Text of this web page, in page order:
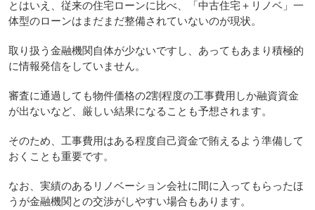
とはいえ、従来の住宅ローンに比べ、「中古住宅＋リノベ」一
体型のローンはまだまだ整備されていないのが現状。
取り扱う金融機関自体が少ないですし、あってもあまり積極的
に情報発信をしていません。
審査に通過しても物件価格の2割程度の工事費用しか融資資金
が出ないなど、厳しい結果になることも予想されます。
そのため、工事費用はある程度自己資金で賄えるよう準備して
おくことも重要です。
なお、実績のあるリノベーション会社に間に入ってもらったほ
うが金融機関との交渉がしやすい場合もあります。